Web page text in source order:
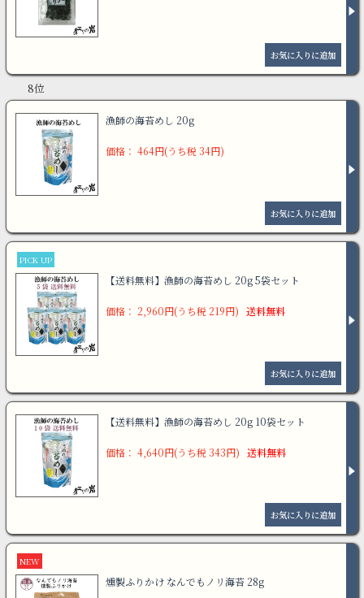
8位
漁師の海苔めし 20g
価格： 464円(うち税 34円)
PICK UP
【送料無料】漁師の海苔めし 20g 5袋セット
価格： 2,960円(うち税 219円) 送料無料
【送料無料】漁師の海苔めし 20g 10袋セット
価格： 4,640円(うち税 343円) 送料無料
NEW
燻製ふりかけ なんでもノリ海苔 28g